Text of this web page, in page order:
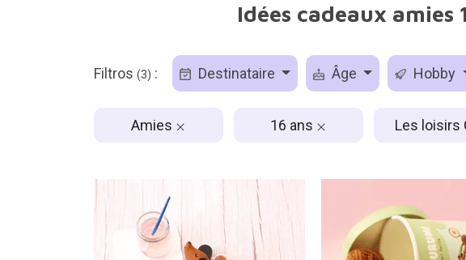
Idées cadeaux amies
Filtros (3) : Destinataire Âge Hobby
Amies 16 ans Les loisirs